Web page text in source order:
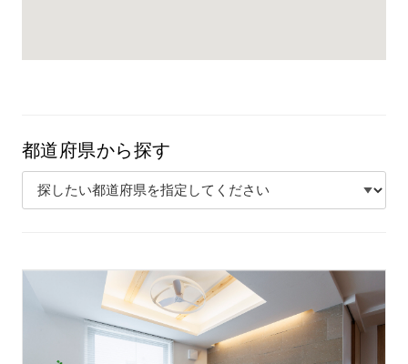
都道府県から探す